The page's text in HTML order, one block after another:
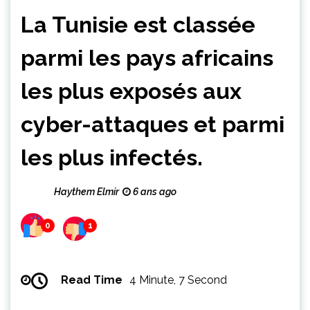
La Tunisie est classée
parmi les pays africains
les plus exposés aux
cyber-attaques et parmi
les plus infectés.
Haythem Elmir 6 ans ago
0 1
Read Time 4 Minute, 7 Second